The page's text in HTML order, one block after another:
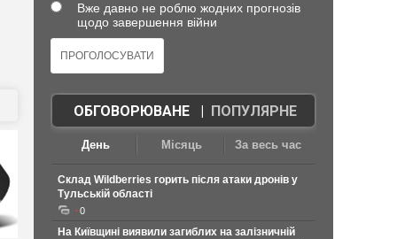
Вже давно не роблю жодних прогнозів
щодо завершення війни
ОБГОВОРЮВАНЕ| ПОПУЛЯРНЕ
День Місяць За весь час
Склад Wildberries горить після атаки дронів у
Тульській області
0
На Київщині виявили загиблих на залізничній